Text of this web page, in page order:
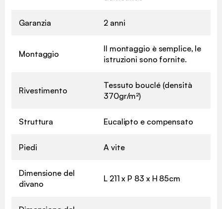
Garanzia 2 anni
Montaggio
Il montaggio è semplice, le
istruzioni sono fornite.
Rivestimento
Tessuto bouclé (densità
370gr/m²)
Struttura Eucalipto e compensato
Piedi A vite
Dimensione del
divano
L 211 x P 83 x H 85cm